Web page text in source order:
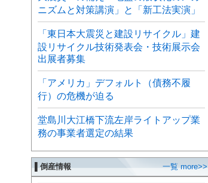
ニズムと対策講演」と「新工法実演」
「東日本大震災と建設リサイクル」建
設リサイクル技術発表会・技術展示会
出展者募集
「アメリカ」デフォルト（債務不履
行）の危機が迫る
堂島川大江橋下流左岸ライトアップ業
務の事業者選定の結果
▌倒産情報 一覧 more>>